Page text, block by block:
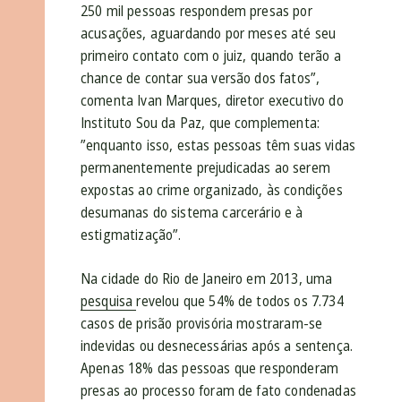
250 mil pessoas respondem presas por
acusações, aguardando por meses até seu
primeiro contato com o juiz, quando terão a
chance de contar sua versão dos fatos”,
comenta Ivan Marques, diretor executivo do
Instituto Sou da Paz, que complementa:
”enquanto isso, estas pessoas têm suas vidas
permanentemente prejudicadas ao serem
expostas ao crime organizado, às condições
desumanas do sistema carcerário e à
estigmatização”.
Na cidade do Rio de Janeiro em 2013, uma
pesquisarevelou que 54% de todos os 7.734
casos de prisão provisória mostraram-se
indevidas ou desnecessárias após a sentença.
Apenas 18% das pessoas que responderam
presas ao processo foram de fato condenadas